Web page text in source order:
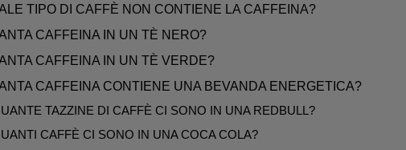
TIPO DI CAFFÈ NON CONTIENE LA CAFFEINA?
CAFFEINA IN UN TÈ NERO?
CAFFEINA IN UN TÈ VERDE?
CAFFEINA CONTIENE UNA BEVANDA ENERGETICA?
TAZZINE DI CAFFÈ CI SONO IN UNA REDBULL?
CAFFÈ CI SONO IN UNA COCA COLA?